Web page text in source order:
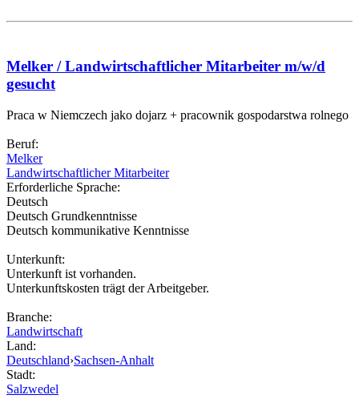
Melker / Landwirtschaftlicher Mitarbeiter m/w/d
gesucht
Praca w Niemczech jako dojarz + pracownik gospodarstwa rolnego
Beruf:
Melker
Landwirtschaftlicher Mitarbeiter
Erforderliche Sprache:
Deutsch
Deutsch Grundkenntnisse
Deutsch kommunikative Kenntnisse
Unterkunft:
Unterkunft ist vorhanden.
Unterkunftskosten trägt der Arbeitgeber.
Branche:
Landwirtschaft
Land:
Deutschland›Sachsen-Anhalt
Stadt:
Salzwedel